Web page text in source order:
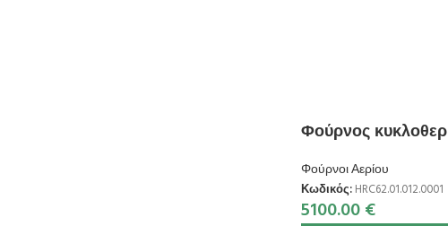
Φούρνος
Φούρνοι Αερίου
Κωδικός: HRC62.01.012.0001
5100.00€